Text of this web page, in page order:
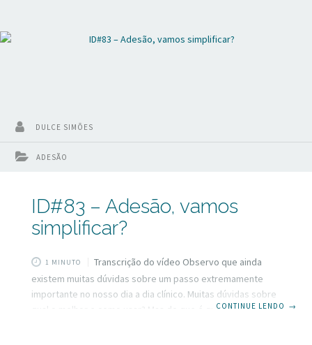
ADESÃO
DULCE SIMÕES
ID#83 – Adesão, vamos
simplificar?
1 MINUTO
Transcrição do vídeo Observo que ainda
existem muitas dúvidas sobre um passo extremamente
importante no nosso dia a dia clínico. Muitas dúvidas sobre
qual o melhor e como usar? Mas do que é que eu estou
CONTINUE LENDO →